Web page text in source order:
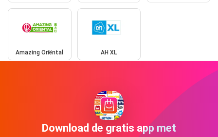
Amazing Oriëntal AH XL
Download de gratis app met